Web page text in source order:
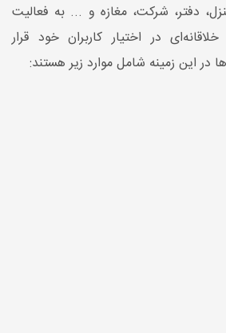
دفتر، شرکت، مغازه و ... به فعالیت
در اختیار کاربران خود قرار
در این زمینه شامل موارد زیر هستند: